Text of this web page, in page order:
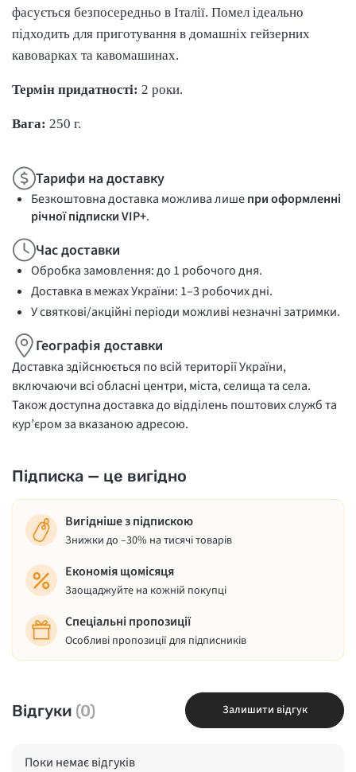
фасується безпосередньо в Італії. Помел ідеально
підходить для приготування в домашніх гейзерних
кавоварках та кавомашинах.
Термін придатності: 2 роки.
Вага: 250 г.
Тарифи на доставку
Безкоштовна доставка можлива лишепри оформленні
річної підписки VIP+.
Час доставки
Обробка замовлення: до 1 робочого дня.
Доставка в межах України: 1–3 робочих дні.
У святкові/акційні періоди можливі незначні затримки.
Географія доставки
Доставка здійснюється по всій території України,
включаючи всі обласні центри, міста, селища та села.
Також доступна доставка до відділень поштових служб та
кур’єром за вказаною адресою.
Підписка — це вигідно
Вигідніше з підпискою
Знижки до –30% на тисячі товарів
Економія щомісяця
Заощаджуйте на кожній покупці
Спеціальні пропозиції
Особливі пропозиції для підписників
Відгуки (0) Залишити відгук
Поки немає відгуків